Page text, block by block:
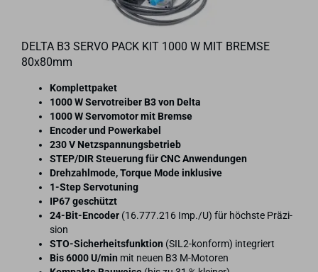
DELTA B3 SERVO PACK KIT 1000 W MIT BREM­SE
80x80mm
Kom­plett­pa­ket
1000 W Ser­vo­trei­ber B3 von Delta
1000 W Ser­vo­mo­tor mit Brem­se
En­co­der und Powerka­bel
230 V Netz­span­nungs­be­trieb
STEP/DIR Steue­rung für CNC An­wen­dun­gen
Dreh­zahl­mo­de, Tor­que Mode in­klu­si­ve
1-​Step Ser­vo­tu­ning
IP67 ge­schützt
24-​Bit-Encoder (16.777.216 Imp./U) für höchs­te Prä­zi­
si­on
STO-​Sicherheitsfunktion (SIL2-​konform) in­te­griert
Bis 6000 U/min mit neuen B3 M-​Motoren